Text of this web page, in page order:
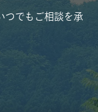
つでもご相談を承